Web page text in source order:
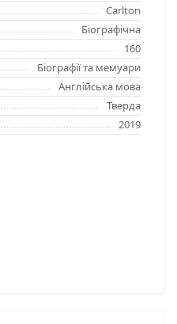
Carlton
Біографічна
160
Біографії та мемуари
Англійська мова
Тверда
2019